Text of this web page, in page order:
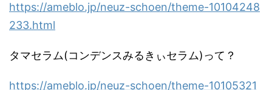
https://ameblo.jp/neuz-schoen/theme-10104248
233.html
タマセラム(コンデンスみるきぃセラム)って？
https://ameblo.jp/neuz-schoen/theme-10105321